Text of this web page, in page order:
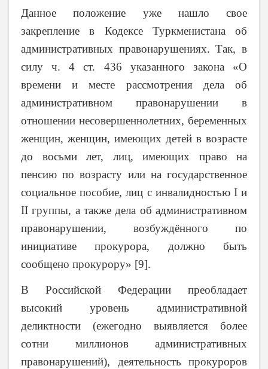
Данное положение уже нашло свое
закрепление в Кодексе Туркменистана об
административных правонарушениях. Так, в
силу ч. 4 ст. 436 указанного закона «О
времени и месте рассмотрения дела об
административном правонарушении в
отношении несовершеннолетних, беременных
женщин, женщин, имеющих детей в возрасте
до восьми лет, лиц, имеющих право на
пенсию по возрасту или на государственное
социальное пособие, лиц с инвалидностью I и
II группы, а также дела об административном
правонарушении, возбуждённого по
инициативе прокурора, должно быть
сообщено прокурору» [9].
В Российской Федерации преобладает
высокий уровень административной
деликтности (ежегодно выявляется более
сотни миллионов административных
правонарушений), деятельность прокуроров